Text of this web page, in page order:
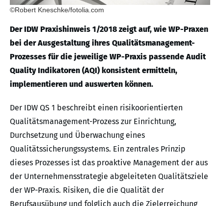
©Robert Kneschke/fotolia.com
Der IDW Praxishinweis 1/2018 zeigt auf, wie WP-Praxen
bei der Ausgestaltung ihres Qualitätsmanagement-
Prozesses für die jeweilige WP-Praxis passende Audit
Quality Indikatoren (AQI) konsistent ermitteln,
implementieren und auswerten können.
Der IDW QS 1 beschreibt einen risikoorientierten
Qualitätsmanagement-Prozess zur Einrichtung,
Durchsetzung und Überwachung eines
Qualitätssicherungssystems. Ein zentrales Prinzip
dieses Prozesses ist das proaktive Management der aus
der Unternehmensstrategie abgeleiteten Qualitätsziele
der WP-Praxis. Risiken, die die Qualität der
Berufsausübung und folglich auch die Zielerreichung